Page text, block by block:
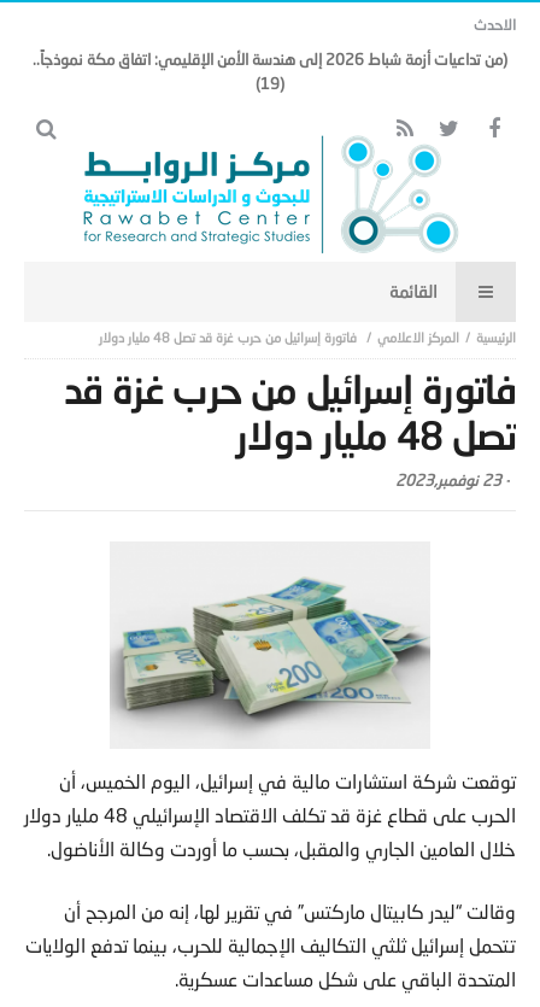
الاحدث
(من تداعيات أزمة شباط 2026 إلى هندسة الأمن الإقليمي: اتفاق مكة نموذجاً..
(19)
المركز الاعلامي فاتورة إسرائيل من حرب غزة قد تصل 48 مليار دولار
فاتورة إسرائيل من حرب غزة قد
تصل 48 مليار دولار
-23 نوفمبر,2023
توقعت شركة استشارات مالية في إسرائيل، اليوم الخميس، أن
الحرب على قطاع غزة قد تكلف الاقتصاد الإسرائيلي 48 مليار دولار
خلال العامين الجاري والمقبل، بحسب ما أوردت وكالة الأناضول.
وقالت “ليدر كابيتال ماركتس” في تقرير لها، إنه من المرجح أن
تتحمل إسرائيل ثلثي التكاليف الإجمالية للحرب، بينما تدفع الولايات
المتحدة الباقي على شكل مساعدات عسكرية.